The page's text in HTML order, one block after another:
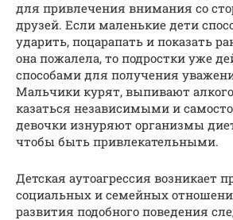
для привлечения внимания со
друзей. Если маленькие дети
ударить, поцарапать и показать
она пожалела, то подростки уже
способами для получения
Мальчики курят, выпивают
казаться независимыми и
девочки изнуряют организмы
чтобы быть привлекательными.
Детская аутоагрессия возникает
социальных и семейных
развития подобного поведения